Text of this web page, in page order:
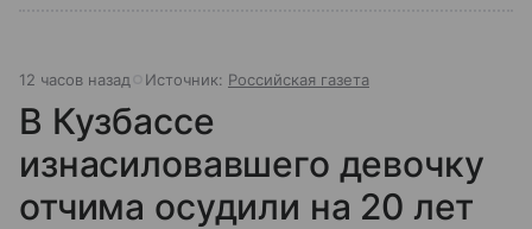
12 часов назад Источник: Российская газета
В Кузбассе
изнасиловавшего девочку
отчима осудили на 20 лет